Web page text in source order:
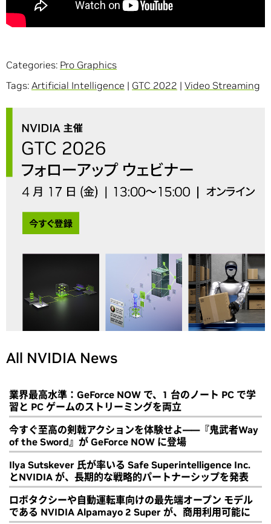
Categories: Pro Graphics
Tags: Artificial Intelligence | GTC 2022 | Video Streaming
All NVIDIA News
業界最高水準：GeForce NOW で、1 台のノート PC で学
習と PC ゲームのストリーミングを両立
今すぐ至高の剣戟アクションを体験せよ――『鬼武者Way
of the Sword』が GeForce NOW に登場
Ilya Sutskever 氏が率いる Safe Superintelligence Inc.
とNVIDIA が、長期的な戦略的パートナーシップを発表
ロボタクシーや自動運転車向けの最先端オープン モデル
である NVIDIA Alpamayo 2 Super が、商用利用可能に